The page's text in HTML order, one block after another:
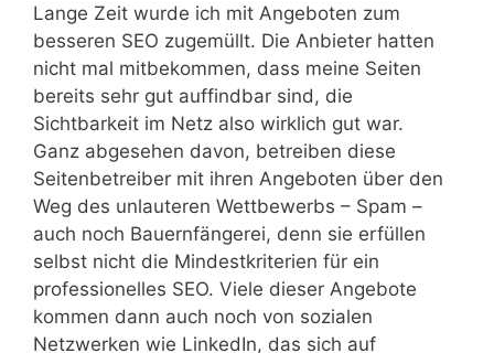
Lange Zeit wurde ich mit Angeboten zum
besseren SEO zugemüllt. Die Anbieter hatten
nicht mal mitbekommen, dass meine Seiten
bereits sehr gut auffindbar sind, die
Sichtbarkeit im Netz also wirklich gut war.
Ganz abgesehen davon, betreiben diese
Seitenbetreiber mit ihren Angeboten über den
Weg des unlauteren Wettbewerbs – Spam –
auch noch Bauernfängerei, denn sie erfüllen
selbst nicht die Mindestkriterien für ein
professionelles SEO. Viele dieser Angebote
kommen dann auch noch von sozialen
Netzwerken wie LinkedIn, das sich auf